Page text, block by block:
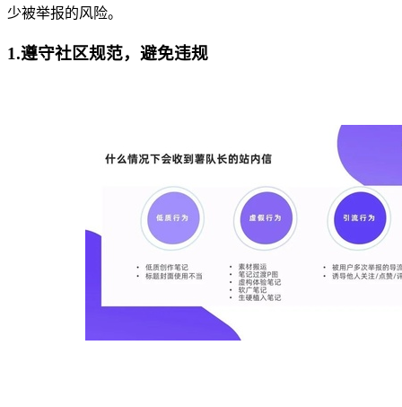
少被举报的风险。
1.遵守社区规范，避免违规